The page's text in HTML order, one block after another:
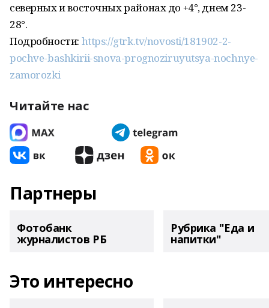
северных и восточных районах до +4°, днем 23-
28°.
Подробности: https://gtrk.tv/novosti/181902-2-
pochve-bashkirii-snova-prognoziruyutsya-nochnye-
zamorozki
Читайте нас
Партнеры
Фотобанк
журналистов РБ
Рубрика "Еда и
напитки"
Это интересно